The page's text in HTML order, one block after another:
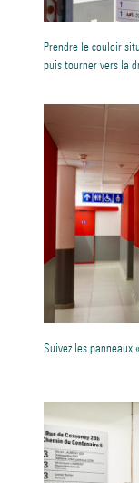
Prendre le couloir
puis tourner vers la
Suivez les panneaux